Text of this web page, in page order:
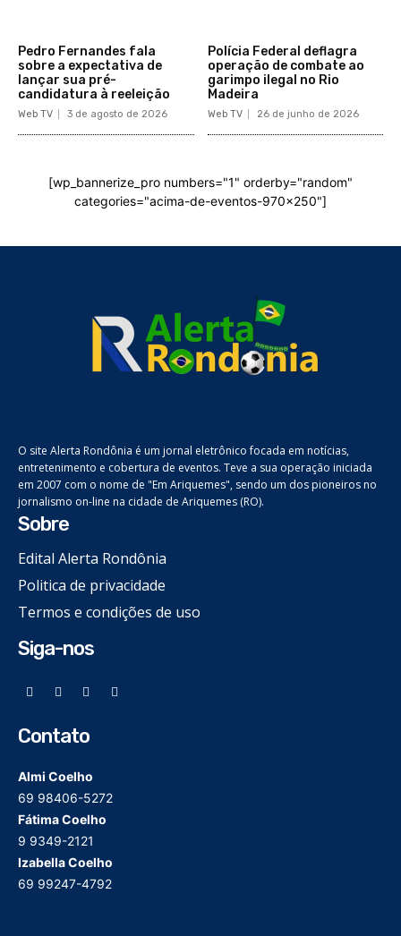
Pedro Fernandes fala
sobre a expectativa de
lançar sua pré-
candidatura à reeleição
Web TV 3 de agosto de 2026
Polícia Federal deflagra
operação de combate ao
garimpo ilegal no Rio
Madeira
Web TV 26 de junho de 2026
[wp_bannerize_pro numbers="1" orderby="random"
categories="acima-de-eventos-970x250"]
O site Alerta Rondônia é um jornal eletrônico focada em notícias,
entretenimento e cobertura de eventos. Teve a sua operação iniciada
em 2007 com o nome de "Em Ariquemes", sendo um dos pioneiros no
jornalismo on-line na cidade de Ariquemes (RO).
Sobre
Edital Alerta Rondônia
Politica de privacidade
Termos e condições de uso
Siga-nos
Contato
Almi Coelho
69 98406-5272
Fátima Coelho
9 9349-2121
Izabella Coelho
69 99247-4792